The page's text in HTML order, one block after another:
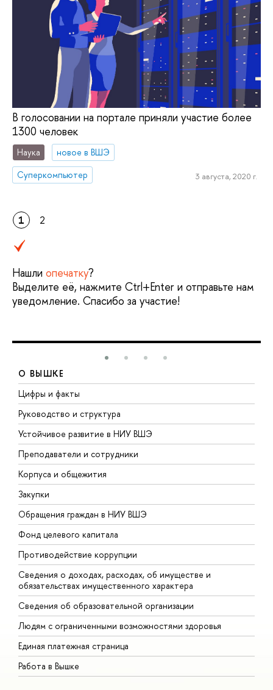
В голосовании на портале приняли участие более
1300 человек
Наука
новое в ВШЭ
Суперкомпьютер
3 августа, 2020 г.
1 2
Нашли опечатку?
Выделите её, нажмите Ctrl+Enter и отправьте нам
уведомление. Спасибо за участие!
О ВЫШКЕ
Цифры и факты
Руководство и структура
Устойчивое развитие в НИУ ВШЭ
Преподаватели и сотрудники
Корпуса и общежития
Закупки
Обращения граждан в НИУ ВШЭ
Фонд целевого капитала
Противодействие коррупции
Сведения о доходах, расходах, об имуществе и
обязательствах имущественного характера
Сведения об образовательной организации
Людям с ограниченными возможностями здоровья
Единая платежная страница
Работа в Вышке